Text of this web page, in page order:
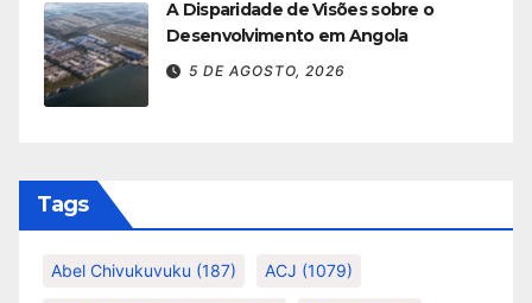
A Disparidade de Visões sobre o
Desenvolvimento em Angola
5 DE AGOSTO, 2026
Tags
Abel Chivukuvuku (187) ACJ (1079)